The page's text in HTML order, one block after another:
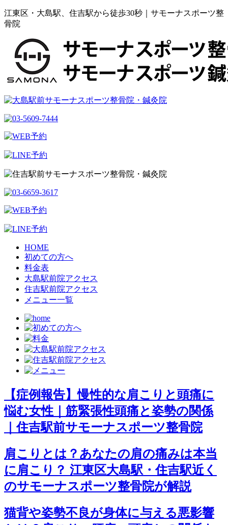
江東区・大島駅、住吉駅から徒歩30秒｜サモーナスポーツ整
骨院
HOME
初めての方へ
料金表
大島駅前院アクセス
住吉駅前院アクセス
メニュー一覧
【症例報告】慢性的な肩こりと頭痛に
悩む女性｜筋緊張性頭痛と姿勢の関係
｜住吉駅前サモーナスポーツ整骨院
肩こりとは？あなたの肩の痛みは本当
に肩こり？ 江東区大島駅・住吉駅近く
のサモーナスポーツ整骨院が解説
猫背や姿勢不良が身体に与える悪影響